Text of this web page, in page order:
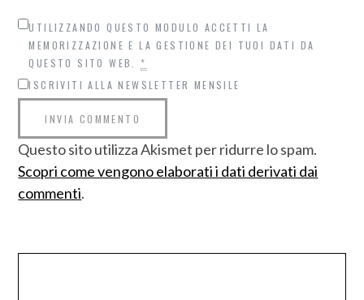
UTILIZZANDO QUESTO MODULO ACCETTI LA
MEMORIZZAZIONE E LA GESTIONE DEI TUOI DATI DA
QUESTO SITO WEB.*
ISCRIVITI ALLA NEWSLETTER MENSILE
Questo sito utilizza Akismet per ridurre lo spam.
Scopri come vengono elaborati i dati derivati dai
commenti.